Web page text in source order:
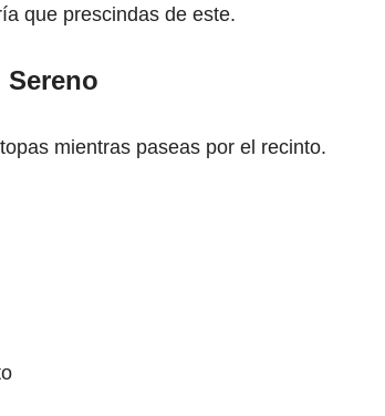
que prescindas de este.
mientras paseas por el recinto.